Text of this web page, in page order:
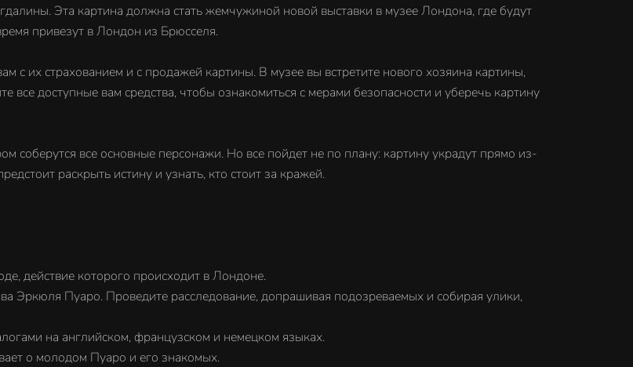
Эта картина должна стать жемчужиной новой выставки в музее Лондона, где будут
привезут в Лондон из Брюсселя.
с их страхованием и с продажей картины. В музее вы встретите нового хозяина картины,
доступные вам средства, чтобы ознакомиться с мерами безопасности и уберечь картину
соберутся все основные персонажи. Но все пойдет не по плану: картину украдут прямо из-
раскрыть истину и узнать, кто стоит за кражей.
действие которого происходит в Лондоне.
Эркюля Пуаро. Проведите расследование, допрашивая подозреваемых и собирая улики,
на английском, французском и немецком языках.
о молодом Пуаро и его знакомых.